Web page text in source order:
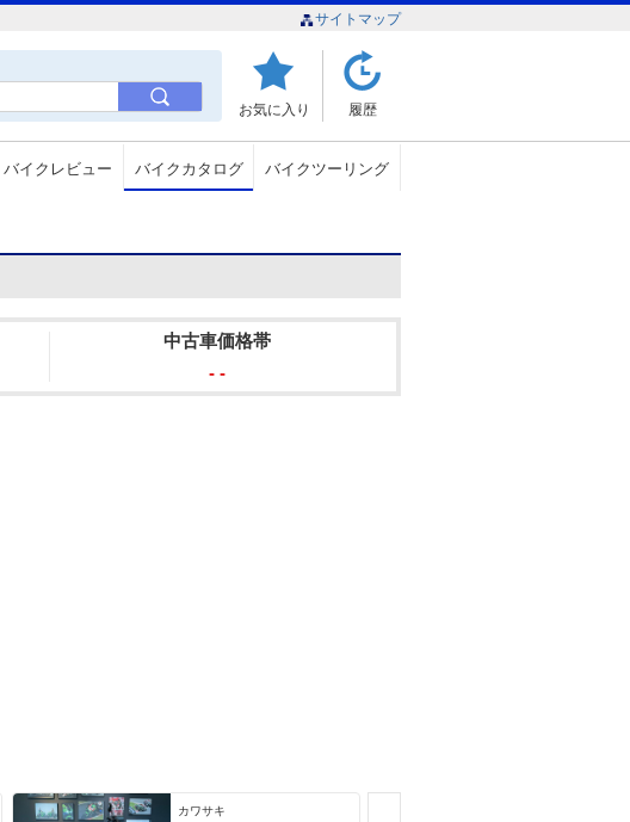
サイトマップ
お気に入り 履歴
バイクレビュー バイクカタログ バイクツーリング
中古車価格帯
- -
カワサキ